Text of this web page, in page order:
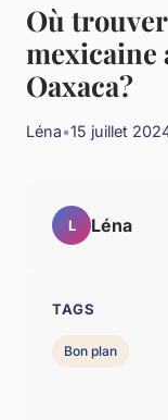
Où
mexicaine
Oaxaca?
Léna•15 juillet
L Léna
TAGS
Bon plan